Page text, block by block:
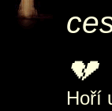
💔
Hoří